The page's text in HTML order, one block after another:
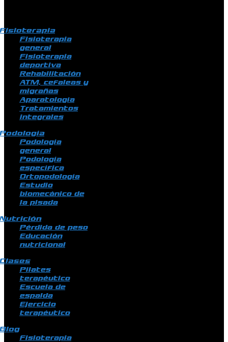
Fisioterapia
general
Fisioterapia
deportiva
Rehabilitación
ATM, cefaleas y
migrañas
Aparatología
Tratamientos
integrales
Podología
general
Podología
específica
Ortopodología
Estudio
biomecánico de
la pisada
Pérdida de peso
Educación
nutricional
Pilates
terapéutico
Escuela de
espalda
Ejercicio
terapéutico
Fisioterapia